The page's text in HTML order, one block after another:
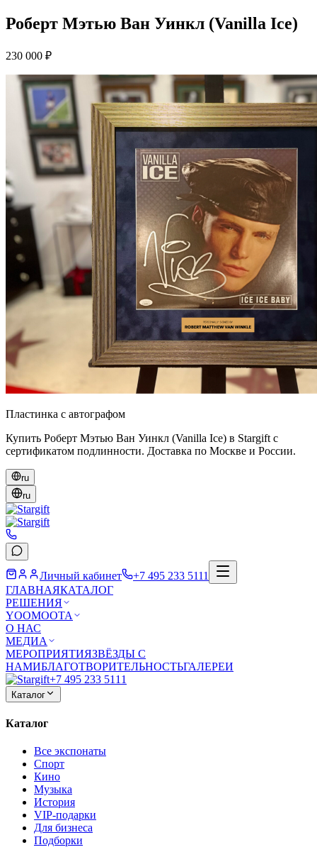
Роберт Мэтью Ван Уинкл (Vanilla Ice)
230 000 ₽
Пластинка с автографом
Купить Роберт Мэтью Ван Уинкл (Vanilla Ice) в Stargift с
сертификатом подлинности. Доставка по Москве и России.
ru
ru
Личный кабинет
+7 495 233 5111
ГЛАВНАЯКАТАЛОГ
РЕШЕНИЯ
YOOMOOTA
О НАС
МЕДИА
МЕРОПРИЯТИЯЗВЁЗДЫ С
НАМИБЛАГОТВОРИТЕЛЬНОСТЬГАЛЕРЕИ
+7 495 233 5111
Каталог
Каталог
Все экспонаты
Спорт
Кино
Музыка
История
VIP-подарки
Для бизнеса
Подборки